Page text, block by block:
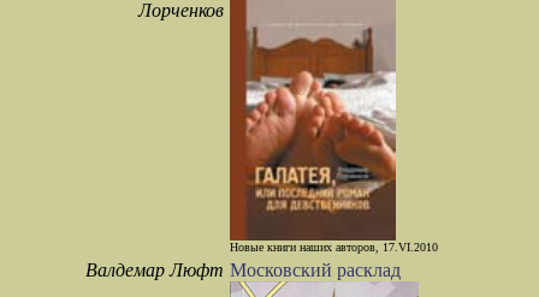
Лорченков
Новые книги наших авторов, 17.VI.2010
Валдемар Люфт Московский расклад